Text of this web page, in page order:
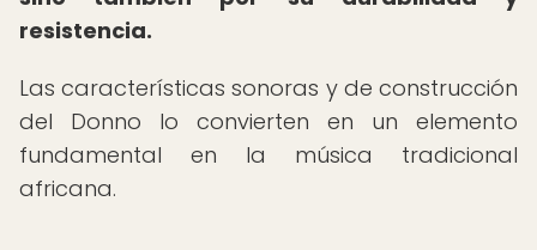
resistencia.
Las características sonoras y de construcción
del Donno lo convierten en un elemento
fundamental en la música tradicional
africana.